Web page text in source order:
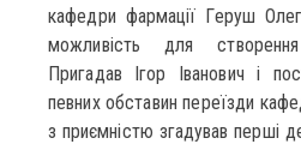
кафедри фармації Геруш
можливість для
Пригадав Ігор Іванович і
певних обставин переїзди
з приємністю згадував перші